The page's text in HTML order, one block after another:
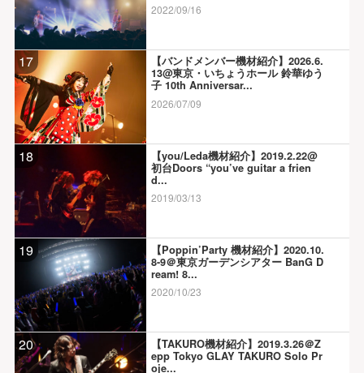
2022/09/16
17
【バンドメンバー機材紹介】2026.6.
13@東京・いちょうホール 鈴華ゆう
子 10th Anniversar...
2026/07/09
18
【you/Leda機材紹介】2019.2.22@
初台Doors “you’ve guitar a frien
d...
2019/03/13
19
【Poppin’Party 機材紹介】2020.10.
8-9＠東京ガーデンシアター BanG D
ream! 8...
2020/10/23
20
【TAKURO機材紹介】2019.3.26＠Z
epp Tokyo GLAY TAKURO Solo Pr
oje...